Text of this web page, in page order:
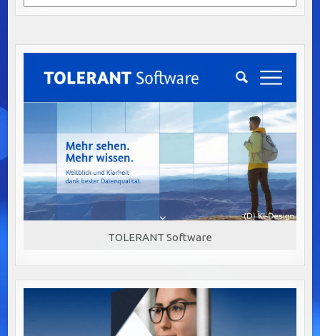
TOLERANT Software